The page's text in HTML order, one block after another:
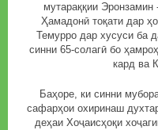
мутараққии
Ҳамадонӣ тоқати дар
Темурро дар хусуси ба
синни 65-солагӣ бо
кард ва
Баҳоре, ки синни
сафарҳои охиринаш
деҳаи Хоҷаисҳоқи